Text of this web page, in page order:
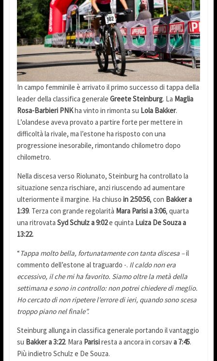
In campo femminile è arrivato il primo successo di tappa della
leader della classifica generale Greete Steinburg. La Maglia
Rosa-Barbieri PNKha vinto in rimonta su Lola Bakker.
L’olandese aveva provato a partire forte per mettere in
difficoltà la rivale, ma l’estone ha risposto con una
progressione inesorabile, rimontando chilometro dopo
chilometro.
Nella discesa verso Riolunato, Steinburg ha controllato la
situazione senza rischiare, anzi riuscendo ad aumentare
ulteriormente il margine. Ha chiuso in 2:50:56, con Bakker a
1:39. Terza con grande regolarità Mara Parisi a 3:06, quarta
una ritrovata Syd Schulz a 9:02e quinta Luiza De Souza a
13:22.
“Tappa molto bella, fortunatamente con tanta discesa –il
commento dell’estone al traguardo -. Il caldo non era
eccessivo, il che mi ha favorito. Siamo oltre la metà della
settimana e sono in controllo: non potrei chiedere di meglio.
Ho cercato di non ripetere l’errore di ieri, quando sono scesa
troppo piano nel finale”.
Steinburg allunga in classifica generale portando il vantaggio
su Bakker a 3:22. Mara Parisiresta a ancora in corsava 7:45.
Più indietro Schulz e De Souza.